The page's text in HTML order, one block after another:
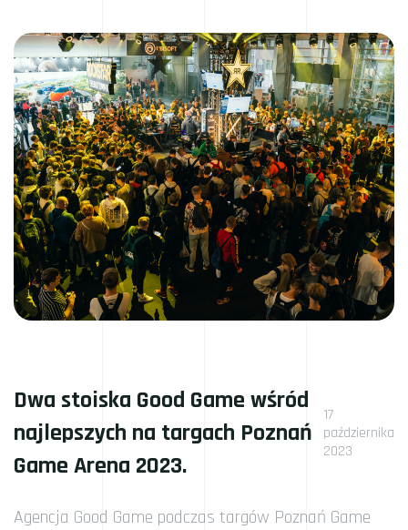
Dwa stoiska Good Game wśród
najlepszych na targach Poznań
Game Arena 2023.
17
października
2023
Agencja Good Game podczas targów Poznań Game